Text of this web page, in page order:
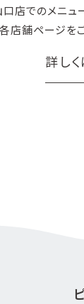
店でのメニュ
舗ページをご
詳し